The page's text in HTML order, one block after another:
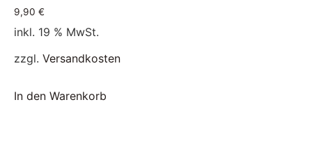
9,90 €
inkl. 19 % MwSt.
zzgl. Versandkosten
In den Warenkorb